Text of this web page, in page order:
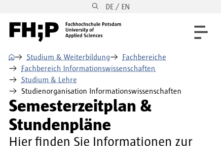
Direkt zur Hauptnavigation DE / EN
⌂ Studium & Weiterbildung
Fachbereiche
Fachbereich Informationswissenschaften
Studium & Lehre
Studienorganisation Informationswissenschaften
Semesterzeitplan &
Stundenpläne
Hier finden Sie Informationen zur